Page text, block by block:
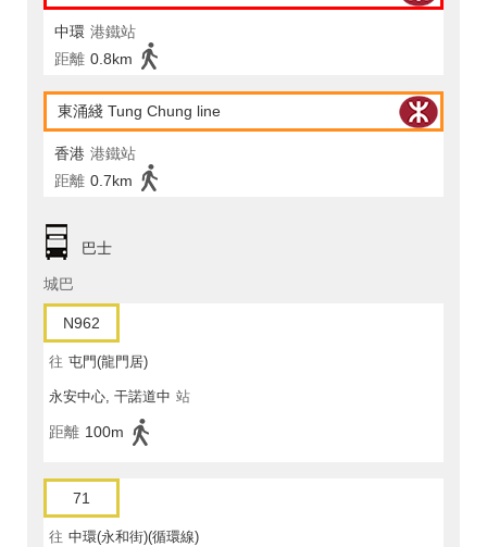
中環 港鐵站
距離 0.8km
東涌綫 Tung Chung line
香港 港鐵站
距離 0.7km
巴士
城巴
N962
往 屯門(龍門居)
永安中心, 干諾道中 站
距離 100m
71
往 中環(永和街)(循環線)